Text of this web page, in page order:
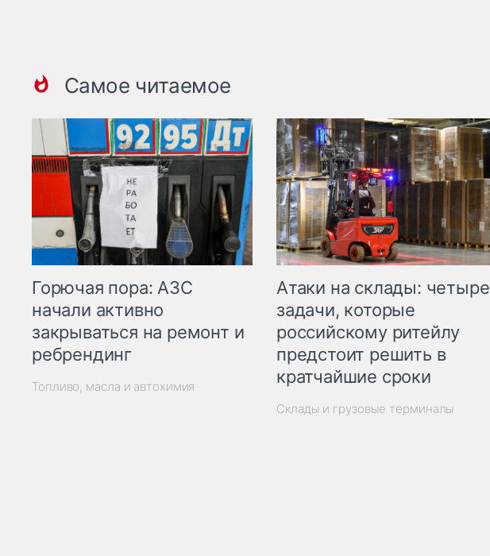
Самое читаемое
Горючая пора: АЗС
начали активно
закрываться на ремонт и
ребрендинг
Топливо, масла и автохимия
Атаки на склады: четыре
задачи, которые
российскому ритейлу
предстоит решить в
кратчайшие сроки
Склады и грузовые терминалы